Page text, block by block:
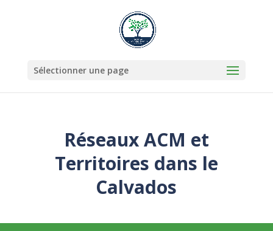
Sélectionner une page
Réseaux ACM et
Territoires dans le
Calvados